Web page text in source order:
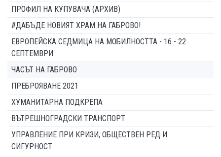
ПРОФИЛ НА КУПУВАЧА (АРХИВ)
#ДАБЪДЕ НОВИЯТ ХРАМ НА ГАБРОВО!
ЕВРОПЕЙСКА СЕДМИЦА НА МОБИЛНОСТТА - 16 - 22
СЕПТЕМВРИ
ЧАСЪТ НА ГАБРОВО
ПРЕБРОЯВАНЕ 2021
ХУМАНИТАРНА ПОДКРЕПА
ВЪТРЕШНОГРАДСКИ ТРАНСПОРТ
УПРАВЛЕНИЕ ПРИ КРИЗИ, ОБЩЕСТВЕН РЕД И
СИГУРНОСТ